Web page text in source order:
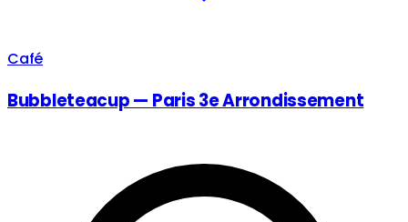
Café
Bubbleteacup — Paris 3e Arrondissement